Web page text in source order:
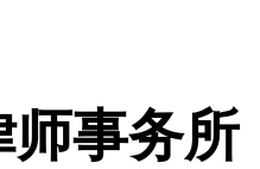
事务所